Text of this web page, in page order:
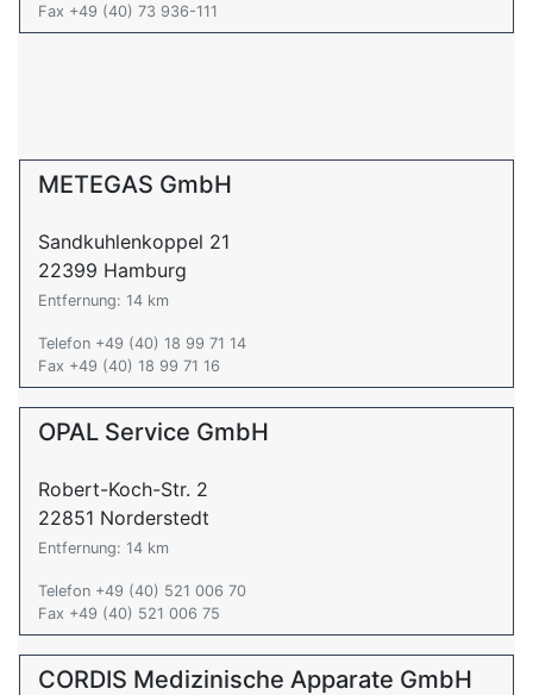
Fax +49 (40) 73 936-111
METEGAS GmbH
Sandkuhlenkoppel 21
22399 Hamburg
Entfernung: 14 km
Telefon +49 (40) 18 99 71 14
Fax +49 (40) 18 99 71 16
OPAL Service GmbH
Robert-Koch-Str. 2
22851 Norderstedt
Entfernung: 14 km
Telefon +49 (40) 521 006 70
Fax +49 (40) 521 006 75
CORDIS Medizinische Apparate GmbH